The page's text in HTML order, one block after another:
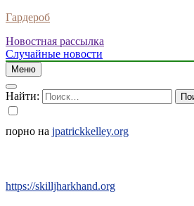
Гардероб
Новостная рассылка
Случайные новости
Меню
Найти:
порно на jpatrickkelley.org
https://skilljharkhand.org